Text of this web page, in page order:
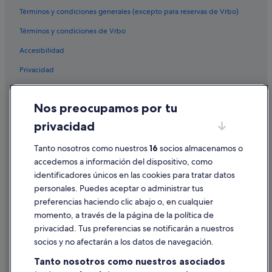
Hoteles cerca de Castillo del Castro
Vigo hoteles
Hoteles cerca de Estación de tren de Vigo-Urzáiz
Hoteles cerca de Parque del Castro
Bouzas hoteles
Hoteles cerca de Olivo de Vigo
Albergues en A Xesteira
A Xesteira hoteles
Hoteles con spa en Vigo
Sayanes hoteles
Hoteles cerca de Calle del Príncipe
Casas rurales en A Xesteira
Hoteles cerca de Playa de Canido
Términos y condiciones generales (excepto para reservas de Vrbo)
Términos y condiciones de Vrbo
Accesibilidad
Privacidad
Condiciones de uso
Información legal/contacto
Pautas sobre el contenido y cómo denunciar contenido
Ayuda
Cancelar un vuelo
Cancelar una reserva de hotel o de un alquiler vacacional
Nos preocupamos por tu
privacidad
Tanto nosotros como nuestros16 socios almacenamos o
accedemos a información del dispositivo, como
identificadores únicos en las cookies para tratar datos
personales. Puedes aceptar o administrar tus
preferencias haciendo clic abajo o, en cualquier
momento, a través de la página de la política de
privacidad. Tus preferencias se notificarán a nuestros
socios y no afectarán a los datos de navegación.
Tanto nosotros como nuestros asociados